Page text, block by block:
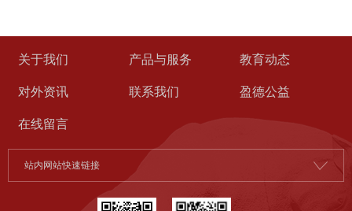
关于我们 产品与服务 教育动态
对外资讯 联系我们 盈德公益
在线留言
站内网站快速链接